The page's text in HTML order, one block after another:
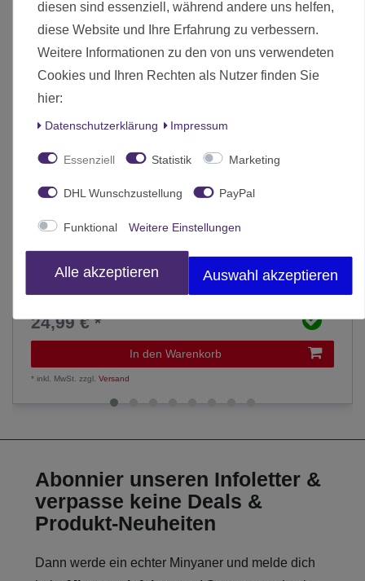
Märklin 44296 Containerwagen W:O:A® 2026 Wacken H0
24,99 € *
In den Warenkorb
*inkl. MwSt. zzgl.Versand
Abonnier unseren Infoletter &
verpasse keine Deals &
Produkt-Neuheiten
Dann werde ein echter Minyaner und melde dich
diesen sind essenziell, während andere uns helfen,
diese Website und Ihre Erfahrung zu verbessern.
Weitere Informationen zu den von uns verwendeten
Cookies und Ihren Rechten als Nutzer finden Sie
hier:
Daten­schutz­erklärung Impressum
Essenziell Statistik Marketing
DHL Wunschzustellung PayPal
Funktional Weitere Einstellungen
Alle akzeptieren Auswahl akzeptieren